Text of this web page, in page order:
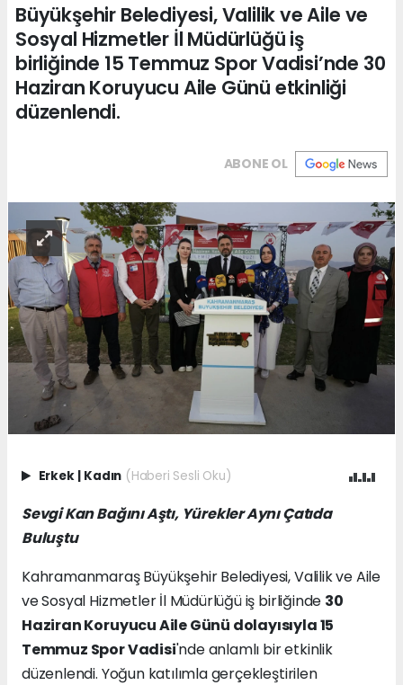
Büyükşehir Belediyesi, Valilik ve Aile ve
Sosyal Hizmetler İl Müdürlüğü iş
birliğinde 15 Temmuz Spor Vadisi’nde 30
Haziran Koruyucu Aile Günü etkinliği
düzenlendi.
ABONE OL
Erkek | Kadın (Haberi Sesli Oku)
Sevgi Kan Bağını Aştı, Yürekler Aynı Çatıda
Buluştu
Kahramanmaraş Büyükşehir Belediyesi, Valilik ve Aile
ve Sosyal Hizmetler İl Müdürlüğü iş birliğinde 30
Haziran Koruyucu Aile Günü dolayısıyla 15
Temmuz Spor Vadisi'nde anlamlı bir etkinlik
düzenlendi. Yoğun katılımla gerçekleştirilen